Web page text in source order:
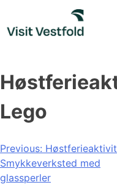
content
Lego
Post
navigation
Previous:
Smykkeverksted med
glassperler